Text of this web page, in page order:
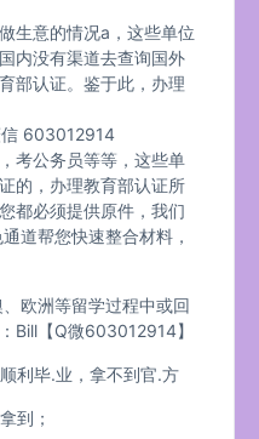
生意的情况a，这些单位
内没有渠道去查询国外
部认证。鉴于此，办理
信 603012914
考公务员等等，这些单
的，办理教育部认证所
都必须提供原件，我们
道帮您快速整合材料，
欧洲等留学过程中或回
Bill【Q微603012914】
利毕.业，拿不到官.方
到；